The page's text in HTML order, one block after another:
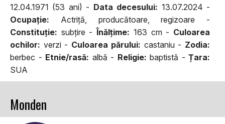
12.04.1971 (53 ani) - Data decesului: 13.07.2024 -
Ocupaţie: Actriță, producătoare, regizoare -
Constituţie: subțire -Înălţime: 163 cm - Culoarea
ochilor: verzi - Culoarea părului: castaniu - Zodia:
berbec - Etnie/rasă: albă - Religie: baptistă - Țara:
SUA
Monden